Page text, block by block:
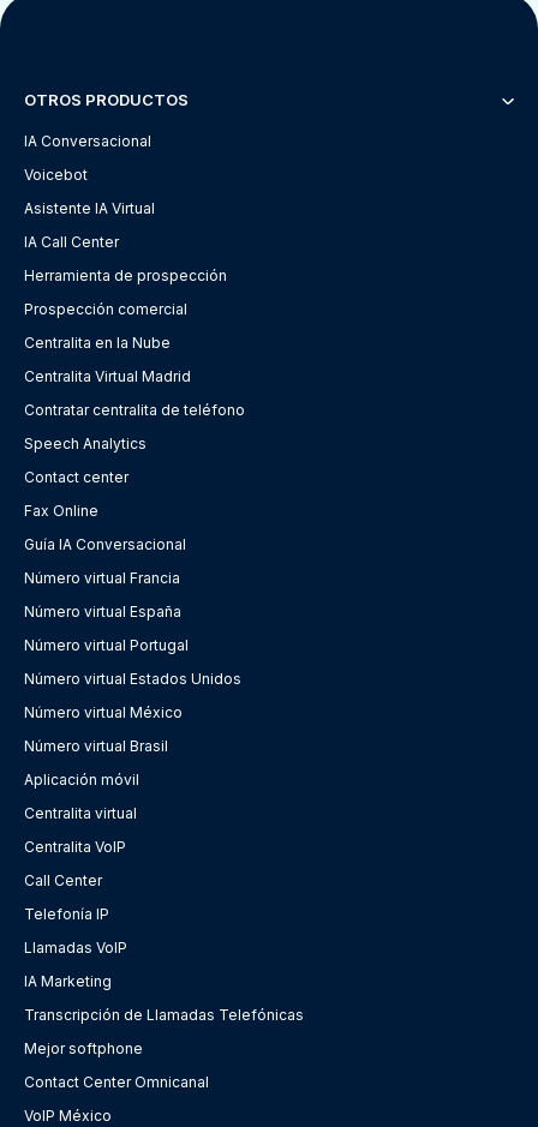
OTROS PRODUCTOS
IA Conversacional
Voicebot
Asistente IA Virtual
IA Call Center
Herramienta de prospección
Prospección comercial
Centralita en la Nube
Centralita Virtual Madrid
Contratar centralita de teléfono
Speech Analytics
Contact center
Fax Online
Guía IA Conversacional
Número virtual Francia
Número virtual España
Número virtual Portugal
Número virtual Estados Unidos
Número virtual México
Número virtual Brasil
Aplicación móvil
Centralita virtual
Centralita VoIP
Call Center
Telefonía IP
Llamadas VoIP
IA Marketing
Transcripción de Llamadas Telefónicas
Mejor softphone
Contact Center Omnicanal
VoIP México